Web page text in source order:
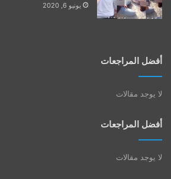
يونيو 6, 2020
أفضل المراجعات
لا يوجد مقالات
أفضل المراجعات
لا يوجد مقالات